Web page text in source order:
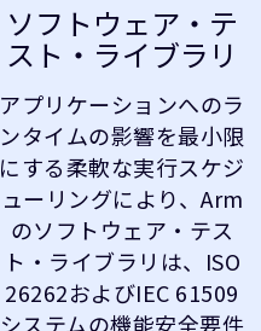
ソフトウェア・テ
スト・ライブラリ
アプリケーションへのラ
ンタイムの影響を最小限
にする柔軟な実行スケジ
ューリングにより、Arm
のソフトウェア・テス
ト・ライブラリは、ISO
26262およびIEC 61509
システムの機能安全要件